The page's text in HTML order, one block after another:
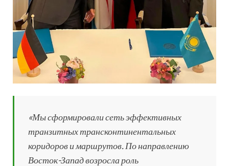
«Мы сформировали сеть эффективных
транзитных трансконтинентальных
коридоров и маршрутов. По направлению
Восток-Запад возросла роль